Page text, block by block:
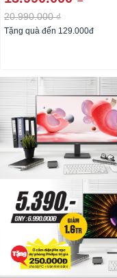
20.990.000 ₫
Tặng quà đến 129.000đ